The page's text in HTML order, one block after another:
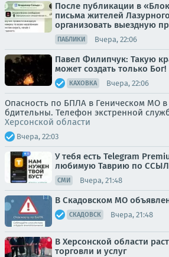
После публикации в
письма жителей
организовать выездную
ПАБЛИКИ Вчера, 22:06
Павел Филипчук: Такую
может создать только Бог!
КАХОВКА Вчера, 22:06
Опасность по БПЛА в Геническом МО в
бдительны. Телефон экстренной
Херсонской области
Вчера, 22:03
У тебя есть Telegram
любимую Таврию по
СМИ Вчера, 21:48
В Скадовском МО
СКАДОВСК Вчера, 21:48
В Херсонской области
торговли и услуг